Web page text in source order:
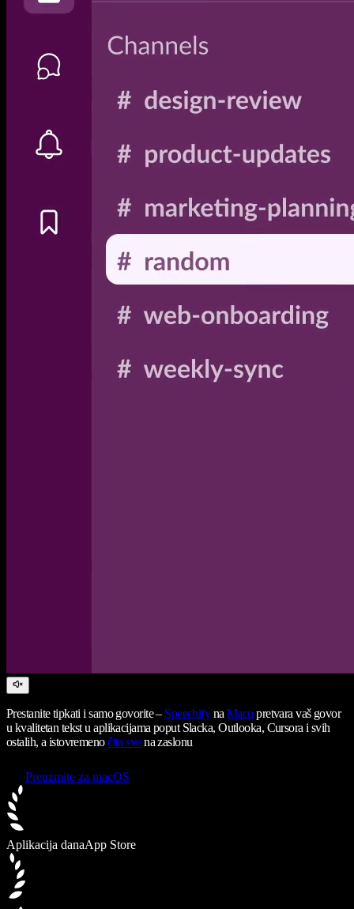
Prestanite tipkati i samo govorite – SpeechifynaMacu pretvara vaš govor
u kvalitetan tekst u aplikacijama poput Slacka, Outlooka, Cursora i svih
ostalih, a istovremenočita svena zaslonu
Preuzmite za macOS
Aplikacija danaApp Store